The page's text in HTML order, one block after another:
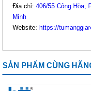
Địa chỉ: 406/55 Cộng Hòa,
Minh
Website: https://
SẢN PHẨM CÙNG